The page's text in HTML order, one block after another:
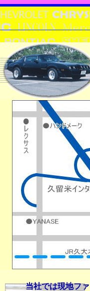
当社では現地フ